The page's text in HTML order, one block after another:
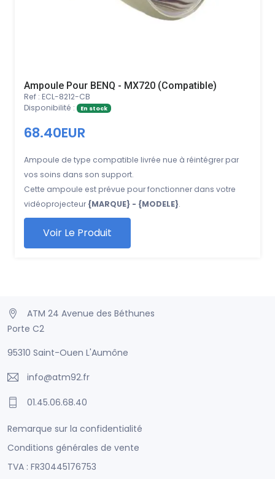
Ampoule Pour BENQ - MX720 (Compatible)
Ref : ECL-8212-CB
Disponibilité :
En stock
68.40EUR
Ampoule de type compatible livrée nue à réintégrer par
vos soins dans son support.
Cette ampoule est prévue pour fonctionner dans votre
vidéoprojecteur {MARQUE} - {MODELE}.
Voir Le Produit
ATM 24 Avenue des Béthunes
Porte C2
95310 Saint-Ouen L'Aumône
info@atm92.fr
01.45.06.68.40
Remarque sur la confidentialité
Conditions générales de vente
TVA : FR30445176753